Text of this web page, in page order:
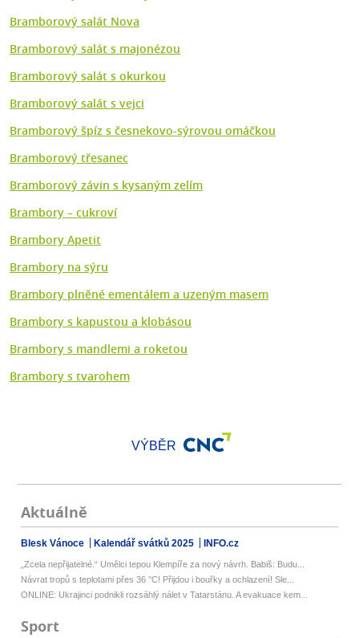
Bramborový salát Nova
Bramborový salát s majonézou
Bramborový salát s okurkou
Bramborový salát s vejci
Bramborový špíz s česnekovo-sýrovou omáčkou
Bramborový třesanec
Bramborový závin s kysaným zelím
Brambory – cukroví
Brambory Apetit
Brambory na sýru
Brambory plněné ementálem a uzeným masem
Brambory s kapustou a klobásou
Brambory s mandlemi a roketou
Brambory s tvarohem
VÝBĚR
Aktuálně
Blesk Vánoce Kalendář svátků 2025 INFO.cz
„Zcela nepřijatelné.“ Umělci tepou Klempíře za nový návrh. Babiš: Budu...
Návrat tropů s teplotami přes 36 °C! Přijdou i bouřky a ochlazení! Sle...
ONLINE: Ukrajinci podnikli rozsáhlý nálet v Tatarstánu. A evakuace kem...
Sport